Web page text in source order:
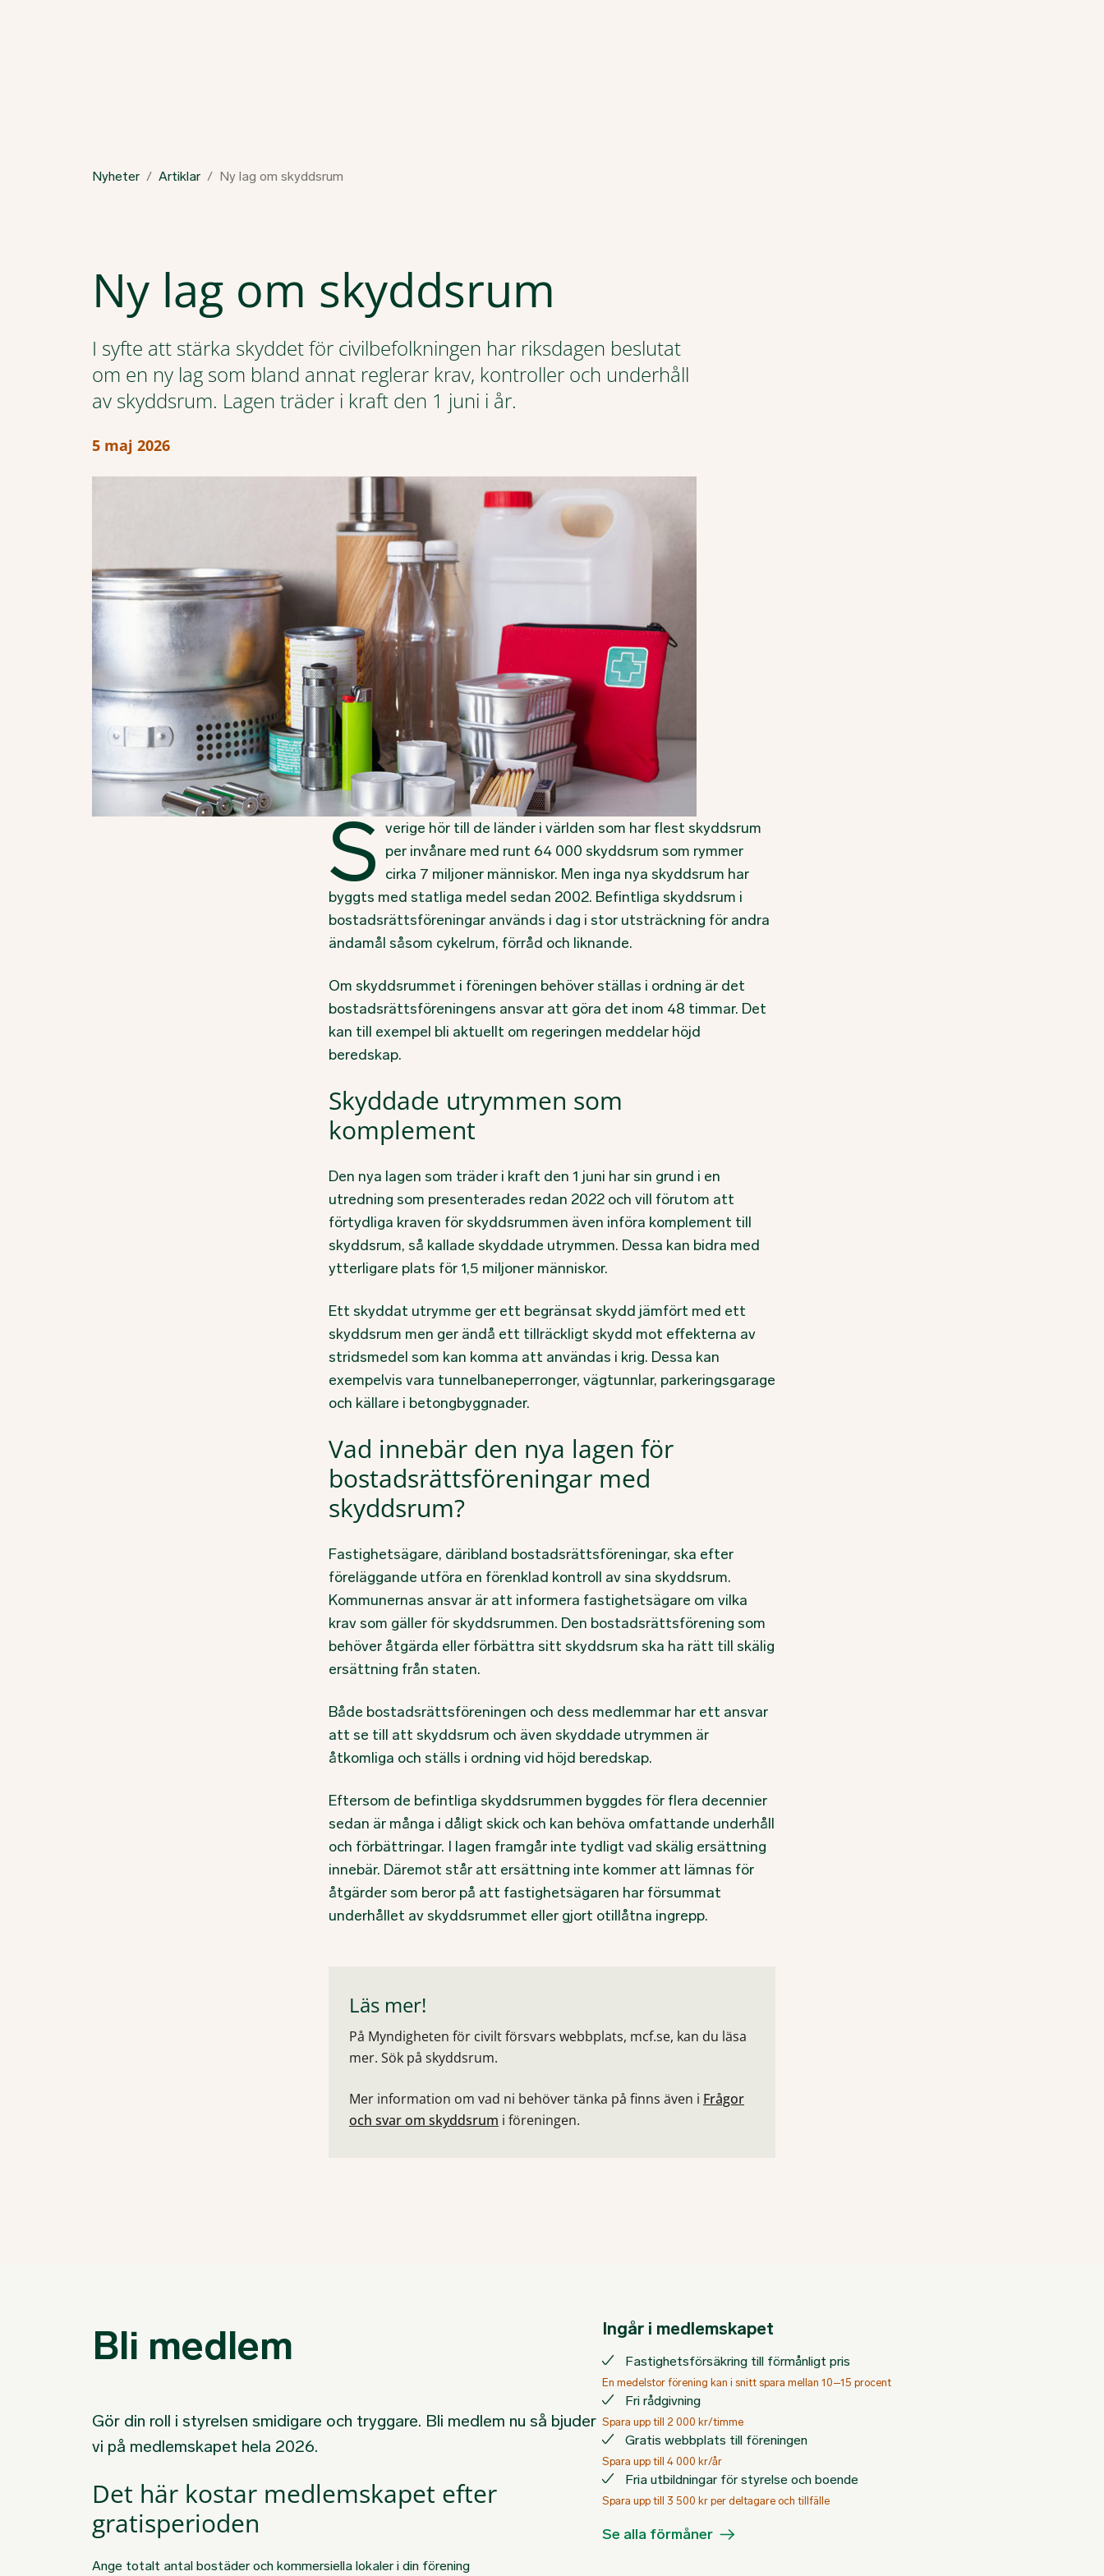
Nyheter Artiklar Ny lag om skyddsrum
Ny lag om skyddsrum
I syfte att stärka skyddet för civilbefolkningen har riksdagen beslutat
om en ny lag som bland annat reglerar krav, kontroller och underhåll
av skyddsrum. Lagen träder i kraft den 1 juni i år.
5 maj 2026
S verige hör till de länder i världen som har flest skyddsrum
per invånare med runt 64 000 skyddsrum som rymmer
cirka 7 miljoner människor. Men inga nya skyddsrum har
byggts med statliga medel sedan 2002. Befintliga skyddsrum i
bostadsrättsföreningar används i dag i stor utsträckning för andra
ändamål såsom cykelrum, förråd och liknande.
Om skyddsrummet i föreningen behöver ställas i ordning är det
bostadsrättsföreningens ansvar att göra det inom 48 timmar. Det
kan till exempel bli aktuellt om regeringen meddelar höjd
beredskap.
Skyddade utrymmen som
komplement
Den nya lagen som träder i kraft den 1 juni har sin grund i en
utredning som presenterades redan 2022 och vill förutom att
förtydliga kraven för skyddsrummen även införa komplement till
skyddsrum, så kallade skyddade utrymmen. Dessa kan bidra med
ytterligare plats för 1,5 miljoner människor.
Ett skyddat utrymme ger ett begränsat skydd jämfört med ett
skyddsrum men ger ändå ett tillräckligt skydd mot effekterna av
stridsmedel som kan komma att användas i krig. Dessa kan
exempelvis vara tunnelbaneperronger, vägtunnlar, parkeringsgarage
och källare i betongbyggnader.
Vad innebär den nya lagen för
bostadsrättsföreningar med
skyddsrum?
Fastighetsägare, däribland bostadsrättsföreningar, ska efter
föreläggande utföra en förenklad kontroll av sina skyddsrum.
Kommunernas ansvar är att informera fastighetsägare om vilka
krav som gäller för skyddsrummen. Den bostadsrättsförening som
behöver åtgärda eller förbättra sitt skyddsrum ska ha rätt till skälig
ersättning från staten.
Både bostadsrättsföreningen och dess medlemmar har ett ansvar
att se till att skyddsrum och även skyddade utrymmen är
åtkomliga och ställs i ordning vid höjd beredskap.
Eftersom de befintliga skyddsrummen byggdes för flera decennier
sedan är många i dåligt skick och kan behöva omfattande underhåll
och förbättringar. I lagen framgår inte tydligt vad skälig ersättning
innebär. Däremot står att ersättning inte kommer att lämnas för
åtgärder som beror på att fastighetsägaren har försummat
underhållet av skyddsrummet eller gjort otillåtna ingrepp.
Läs mer!
På Myndigheten för civilt försvars webbplats, mcf.se, kan du läsa
mer. Sök på skyddsrum.
Mer information om vad ni behöver tänka på finns även i Frågor
och svar om skyddsrum i föreningen.
Bli medlem
Gör din roll i styrelsen smidigare och tryggare. Bli medlem nu så bjuder
vi på medlemskapet hela 2026.
Det här kostar medlemskapet efter
gratisperioden
Ange totalt antal bostäder och kommersiella lokaler i din förening
Ingår i medlemskapet
Fastighetsförsäkring till förmånligt pris
En medelstor förening kan i snitt spara mellan 10–15 procent
Fri rådgivning
Spara upp till 2 000 kr/timme
Gratis webbplats till föreningen
Spara upp till 4 000 kr/år
Fria utbildningar för styrelse och boende
Spara upp till 3 500 kr per deltagare och tillfälle
Se alla förmåner